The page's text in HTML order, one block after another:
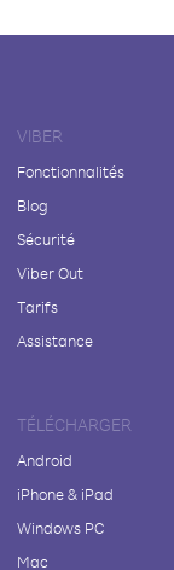
VIBER
Fonctionnalités
Blog
Sécurité
Viber Out
Tarifs
Assistance
TÉLÉCHARGER
Android
iPhone & iPad
Windows PC
Mac